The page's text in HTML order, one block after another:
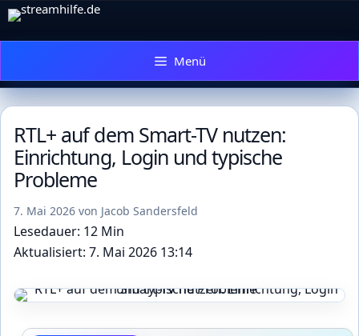
Zum
Menü
RTL+ auf dem Smart-TV nutzen:
Einrichtung, Login und typische
Probleme
7. Mai 2026 von Jacob Sandersfeld
Lesedauer: 12 Min
Aktualisiert: 7. Mai 2026 13:14